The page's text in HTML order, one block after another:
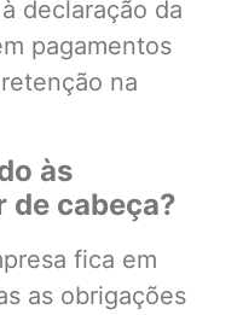
declaração da
pagamentos
na
às
de cabeça?
fica em
as obrigações